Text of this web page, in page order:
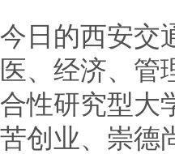
今日的西安交
医、经济、管
合性研究型大
苦创业、崇德